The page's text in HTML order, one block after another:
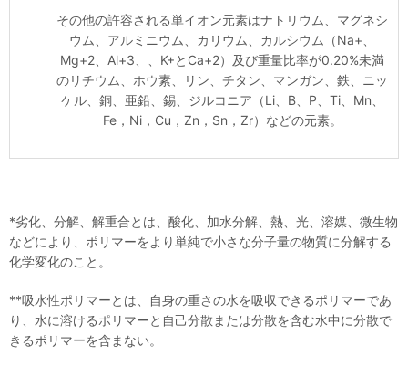
その他の許容される単イオン元素はナトリウム、マグネシ
ウム、アルミニウム、カリウム、カルシウム（Na+、
Mg+2、Al+3、、K+とCa+2）及び重量比率が0.20%未満
のリチウム、ホウ素、リン、チタン、マンガン、鉄、ニッ
ケル、銅、亜鉛、錫、ジルコニア（Li、B、P、Ti、Mn、
Fe，Ni，Cu，Zn，Sn，Zr）などの元素。
*劣化、分解、解重合とは、酸化、加水分解、熱、光、溶媒、微生物
などにより、ポリマーをより単純で小さな分子量の物質に分解する
化学変化のこと。
**吸水性ポリマーとは、自身の重さの水を吸収できるポリマーであ
り、水に溶けるポリマーと自己分散または分散を含む水中に分散で
きるポリマーを含まない。